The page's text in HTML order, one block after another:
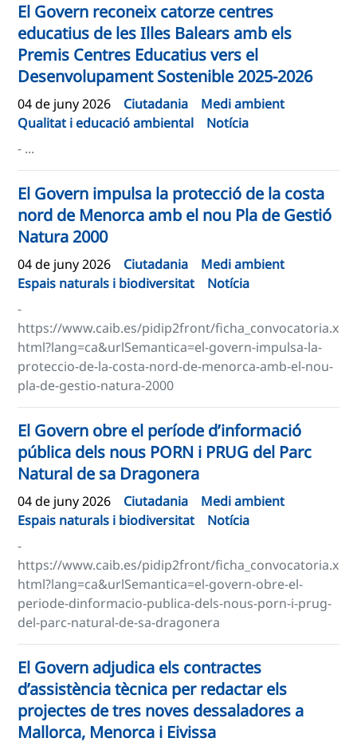
El Govern reconeix catorze centres
educatius de les Illes Balears amb els
Premis Centres Educatius vers el
Desenvolupament Sostenible 2025-2026
04 de juny 2026 Ciutadania
Medi ambient
Qualitat i educació ambiental
Notícia
- ...
El Govern impulsa la protecció de la costa
nord de Menorca amb el nou Pla de Gestió
Natura 2000
04 de juny 2026 Ciutadania
Medi ambient
Espais naturals i biodiversitat
Notícia
-
https://www.caib.es/pidip2front/ficha_convocatoria.x
html?lang=ca&urlSemantica=el-govern-impulsa-la-
proteccio-de-la-costa-nord-de-menorca-amb-el-nou-
pla-de-gestio-natura-2000
El Govern obre el període d’informació
pública dels nous PORN i PRUG del Parc
Natural de sa Dragonera
04 de juny 2026 Ciutadania
Medi ambient
Espais naturals i biodiversitat
Notícia
-
https://www.caib.es/pidip2front/ficha_convocatoria.x
html?lang=ca&urlSemantica=el-govern-obre-el-
periode-dinformacio-publica-dels-nous-porn-i-prug-
del-parc-natural-de-sa-dragonera
El Govern adjudica els contractes
d’assistència tècnica per redactar els
projectes de tres noves dessaladores a
Mallorca, Menorca i Eivissa